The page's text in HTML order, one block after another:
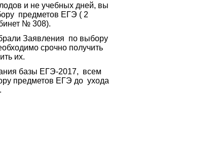
и не учебных дней, вы
предметов ЕГЭ ( 2
№ 308).
Заявления по выбору
срочно получить
их.
базы ЕГЭ-2017, всем
предметов ЕГЭ до ухода